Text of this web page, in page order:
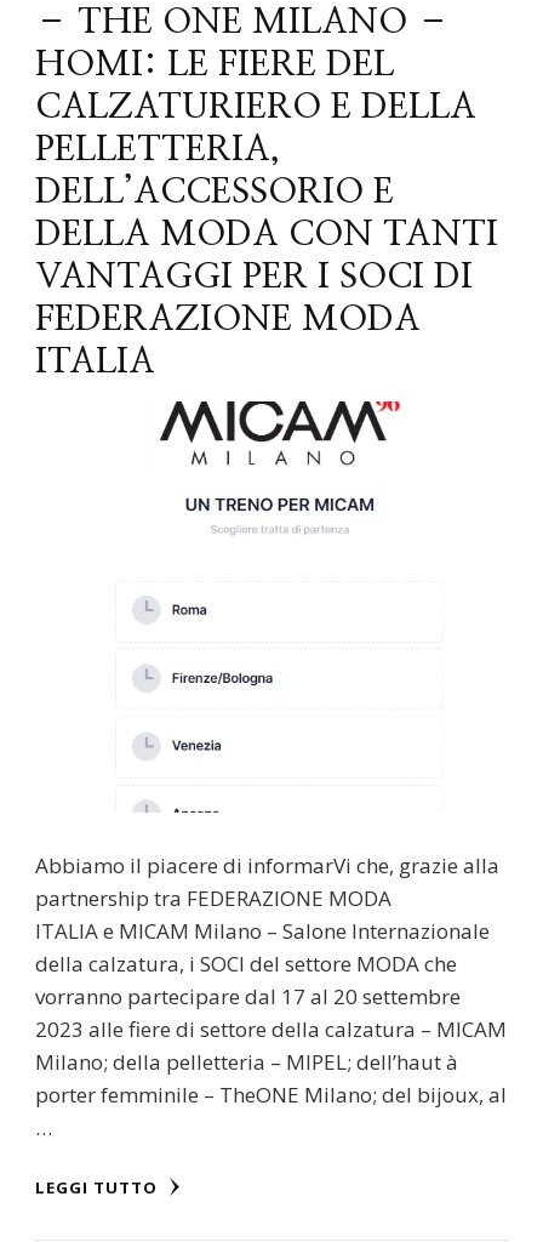
– THE ONE MILANO –
HOMI: LE FIERE DEL
CALZATURIERO E DELLA
PELLETTERIA,
DELL’ACCESSORIO E
DELLA MODA CON TANTI
VANTAGGI PER I SOCI DI
FEDERAZIONE MODA
ITALIA
Abbiamo il piacere di informarVi che, grazie alla
partnership tra FEDERAZIONE MODA
ITALIA e MICAM Milano – Salone Internazionale
della calzatura, i SOCI del settore MODA che
vorranno partecipare dal 17 al 20 settembre
2023 alle fiere di settore della calzatura – MICAM
Milano; della pelletteria – MIPEL; dell’haut à
porter femminile – TheONE Milano; del bijoux, al
…
LEGGI TUTTO